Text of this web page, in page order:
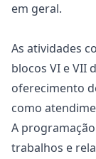
em geral.
As atividades
blocos VI e VII
oferecimento
como
A
trabalhos e